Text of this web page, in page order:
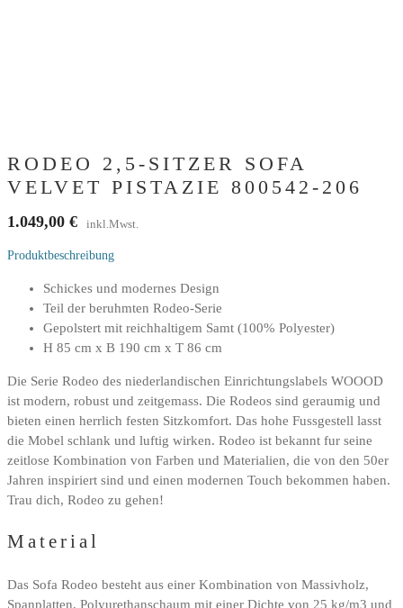
RODEO 2,5-SITZER SOFA
VELVET PISTAZIE 800542-206
1.049,00 € inkl.Mwst.
Produktbeschreibung
Schickes und modernes Design
Teil der beruhmten Rodeo-Serie
Gepolstert mit reichhaltigem Samt (100% Polyester)
H 85 cm x B 190 cm x T 86 cm
Die Serie Rodeo des niederlandischen Einrichtungslabels WOOOD
ist modern, robust und zeitgemass. Die Rodeos sind geraumig und
bieten einen herrlich festen Sitzkomfort. Das hohe Fussgestell lasst
die Mobel schlank und luftig wirken. Rodeo ist bekannt fur seine
zeitlose Kombination von Farben und Materialien, die von den 50er
Jahren inspiriert sind und einen modernen Touch bekommen haben.
Trau dich, Rodeo zu gehen!
Material
Das Sofa Rodeo besteht aus einer Kombination von Massivholz,
Spanplatten, Polyurethanschaum mit einer Dichte von 25 kg/m3 und